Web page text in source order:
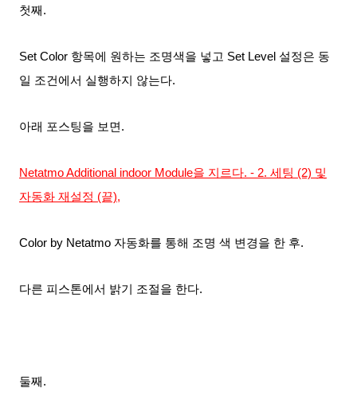
첫째.
Set Color 항목에 원하는 조명색을 넣고 Set Level 설정은 동
일 조건에서 실행하지 않는다.
아래 포스팅을 보면.
Netatmo Additional indoor Module을 지르다. - 2. 세팅 (2) 및
자동화 재설정 (끝),
Color by Netatmo 자동화를 통해 조명 색 변경을 한 후.
다른 피스톤에서 밝기 조절을 한다.
둘째.